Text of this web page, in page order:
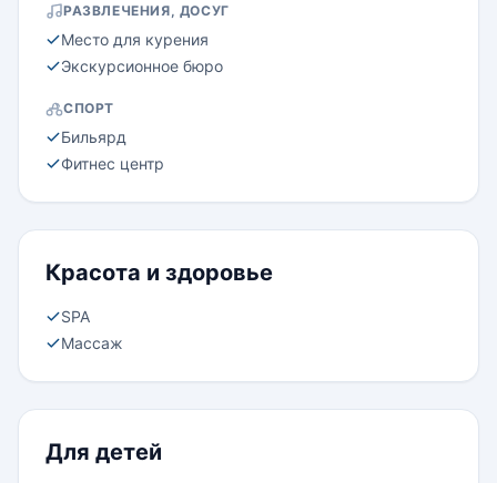
РАЗВЛЕЧЕНИЯ, ДОСУГ
Место для курения
Экскурсионное бюро
СПОРТ
Бильярд
Фитнес центр
Красота и здоровье
SPA
Массаж
Для детей